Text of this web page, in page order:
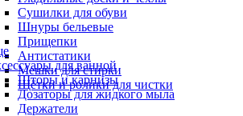
Сушилки для обуви
Шнуры бельевые
Прищепки
Антистатики
Мешки для стирки
Щётки и ролики для чистки
для ванной
Шторы и карнизы
Дозаторы для жидкого мыла
Держатели